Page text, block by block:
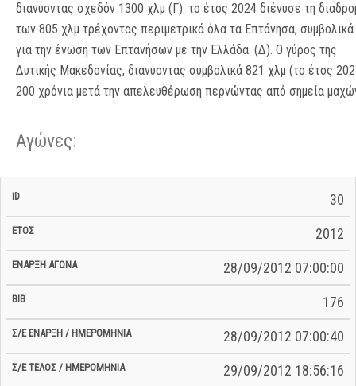
διανύοντας σχεδόν 1300 χλμ (Γ). το έτος 2024 διένυσε τη
των 805 χλμ τρέχοντας περιμετρικά όλα τα Επτάνησα, συμβολικά
για την ένωση των Επτανήσων με την Ελλάδα. (Δ). Ο γύρος της
Δυτικής Μακεδονίας, διανύοντας συμβολικά 821 χλμ (το έτος
200 χρόνια μετά την απελευθέρωση περνώντας από σημεία
Αγώνες:
Αγώνα
Ημερομηνία
30
2012
28/09/2012 07:00:00
176
28/09/2012 07:00:40
29/09/2012 18:56:16